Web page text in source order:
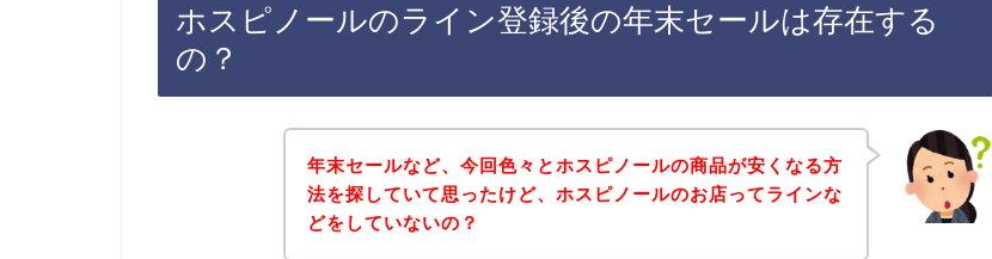
ホスピノールのライン登録後の年末セールは存在する
の？
年末セールなど、今回色々とホスピノールの商品が安くなる方
法を探していて思ったけど、ホスピノールのお店ってラインな
どをしていないの？